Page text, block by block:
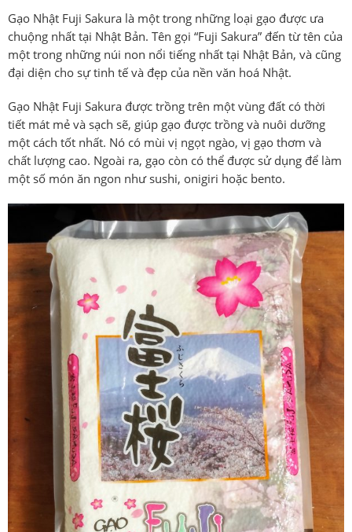
Gạo Nhật Fuji Sakura là một trong những loại gạo được ưa
chuộng nhất tại Nhật Bản. Tên gọi “Fuji Sakura” đến từ tên của
một trong những núi non nổi tiếng nhất tại Nhật Bản, và cũng
đại diện cho sự tinh tế và đẹp của nền văn hoá Nhật.
Gạo Nhật Fuji Sakura được trồng trên một vùng đất có thời
tiết mát mẻ và sạch sẽ, giúp gạo được trồng và nuôi dưỡng
một cách tốt nhất. Nó có mùi vị ngọt ngào, vị gạo thơm và
chất lượng cao. Ngoài ra, gạo còn có thể được sử dụng để làm
một số món ăn ngon như sushi, onigiri hoặc bento.